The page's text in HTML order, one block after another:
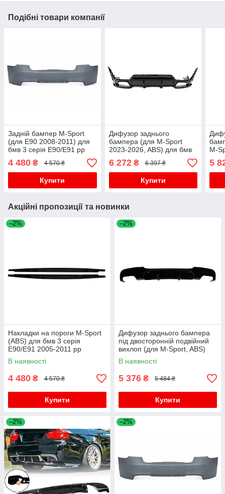
Подібні товари компанії
Задній бампер M-Sport
(для E90 2008-2011) для
бмв 3 серія E90/E91 рр
4 480 ₴ 4 570 ₴
Купити
Дифузор заднього
бампера (для M-Sport
2023-2026, ABS) для бмв
3 серія G20/G21 2018- рр
6 272₴ 6 397 ₴
Купити
М-
5
Акційні пропозиції та новинки
–2%
Накладки на пороги M-Sport
(ABS) для бмв 3 серія
E90/E91 2005-2011 рр
В наявності
4 480 ₴ 4 570 ₴
Купити
–2%
Дифузор заднього бампера
під двосторонній подвійний
вихлоп (для M-Sport, ABS)
для бмв 3 серія E90/E91
2005-2011 рр
В наявності
5 376 ₴ 5 484 ₴
Купити
–2% –2%